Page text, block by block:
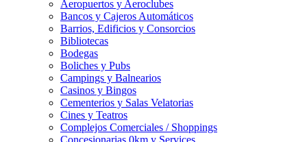
Aeropuertos y Aeroclubes
Bancos y Cajeros Automáticos
Barrios, Edificios y Consorcios
Bibliotecas
Bodegas
Boliches y Pubs
Campings y Balnearios
Casinos y Bingos
Cementerios y Salas Velatorias
Cines y Teatros
Complejos Comerciales / Shoppings
Concesionarias 0km y Services